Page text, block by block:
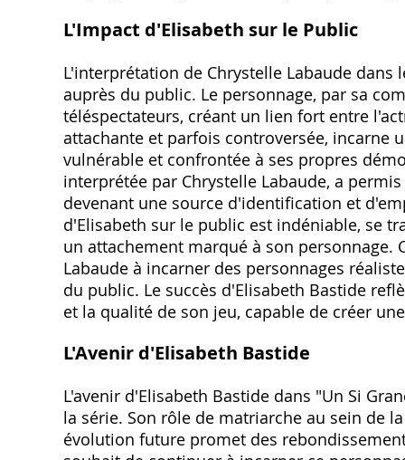
L'Impact d'Elisabeth sur le Public
L'interprétation de Chrystelle Labaude
auprès du public. Le personnage‚ par sa
téléspectateurs‚ créant un lien fort entre
attachante et parfois controversée‚ incarne
vulnérable et confrontée à ses propres
interprétée par Chrystelle Labaude‚ a
devenant une source d'identification et
d'Elisabeth sur le public est indéniable‚ se
un attachement marqué à son personnage.
Labaude à incarner des personnages
du public. Le succès d'Elisabeth Bastide
et la qualité de son jeu‚ capable de créer
L'Avenir d'Elisabeth Bastide
L'avenir d'Elisabeth Bastide dans "Un Si
la série. Son rôle de matriarche au sein de
évolution future promet des